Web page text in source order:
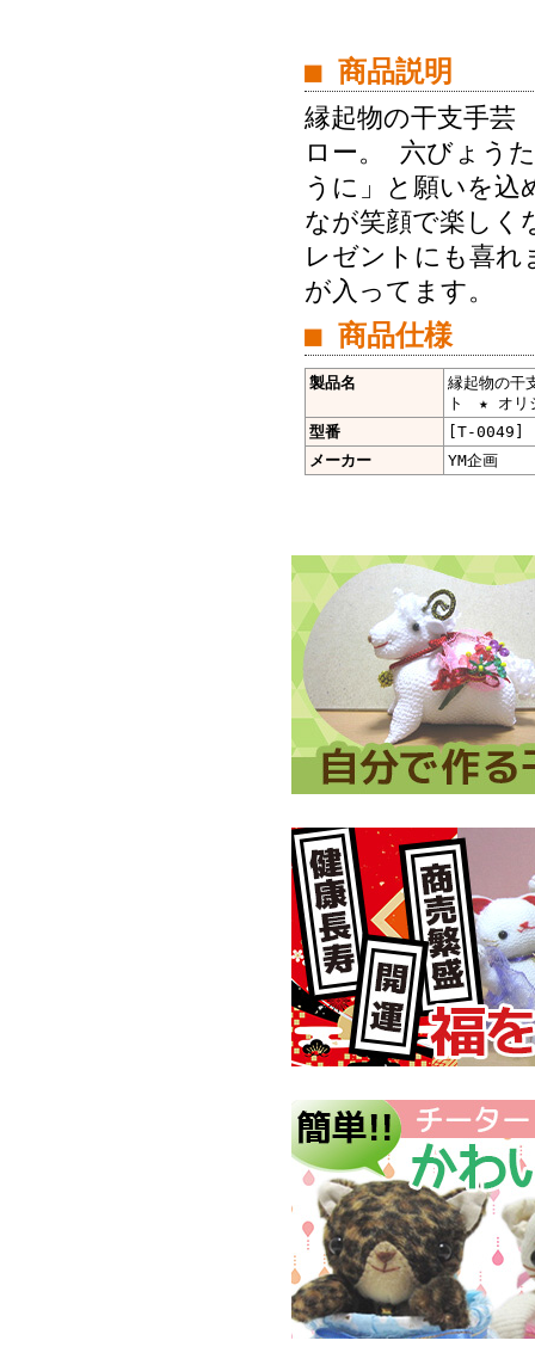
■ 商品説明
縁起物の干支
ロー。 六びょう
うに」と願いを
なが笑顔で楽し
レゼントにも喜
が入ってます。
■ 商品仕様
製品名
縁起物の
ト ★ オリ
型番
[T-0049]
メーカー
YM企画